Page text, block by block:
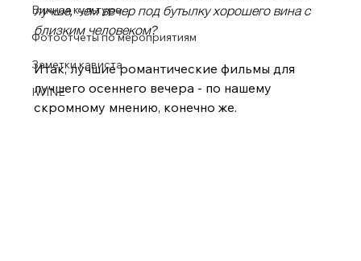
Винная культура
Фотоотчеты по мероприятиям
Заметки кависта
IWINE
лучше, чем вечер под бутылку хорошего вина с
близким человеком?
Итак, лучшие романтические фильмы для
лучшего осеннего вечера - по нашему
скромному мнению, конечно же.